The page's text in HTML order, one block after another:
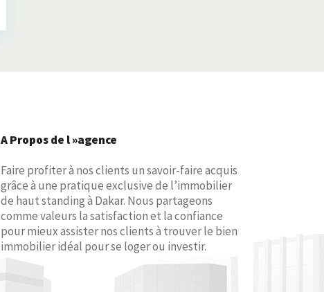
A Propos de l »agence
Faire profiter à nos clients un savoir-faire acquis
grâce à une pratique exclusive de l’immobilier
de haut standing à Dakar. Nous partageons
comme valeurs la satisfaction et la confiance
pour mieux assister nos clients à trouver le bien
immobilier idéal pour se loger ou investir.